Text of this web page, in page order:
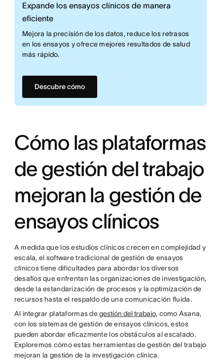
Expande los ensayos clínicos de manera
eficiente
Mejora la precisión de los datos, reduce los retrasos
en los ensayos y ofrece mejores resultados de salud
más rápido.
Descubre cómo
Cómo las plataformas
de gestión del trabajo
mejoran la gestión de
ensayos clínicos
A medida que los estudios clínicos crecen en complejidad y
escala, el software tradicional de gestión de ensayos
clínicos tiene dificultades para abordar los diversos
desafíos que enfrentan las organizaciones de investigación,
desde la estandarización de procesos y la optimización de
recursos hasta el respaldo de una comunicación fluida.
Al integrar plataformas degestión del trabajo, como Asana,
con los sistemas de gestión de ensayos clínicos, estos
pueden abordar eficazmente los obstáculos al escalado.
Exploremos cómo estas herramientas de gestión del trabajo
mejoran la gestión de la investigación clínica.